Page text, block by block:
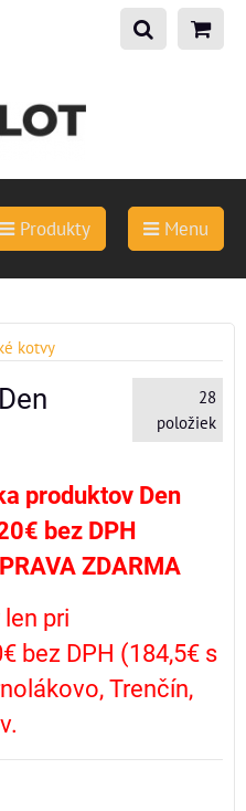
Produkty Menu
kotvy
28
položiek
produktov Den
bez DPH
ZDARMA
pri
bez DPH (184,5€ s
Trenčín,